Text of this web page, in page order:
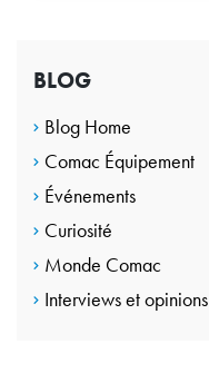
BLOG
Blog Home
Comac Équipement
Événements
Curiosité
Monde Comac
Interviews et opinions